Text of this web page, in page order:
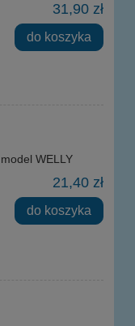
31,90 zł
do koszyka
WELLY
21,40 zł
do koszyka